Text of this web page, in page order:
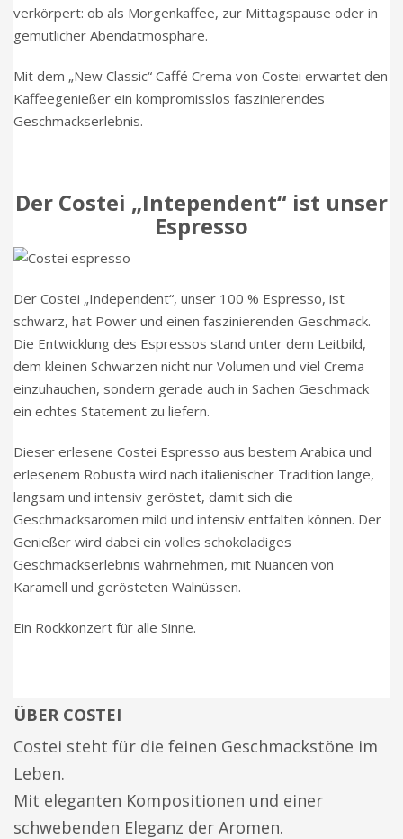
verkörpert: ob als Morgenkaffee, zur Mittagspause oder in
gemütlicher Abendatmosphäre.
Mit dem „New Classic“ Caffé Crema von Costei erwartet den
Kaffeegenießer ein kompromisslos faszinierendes
Geschmackserlebnis.
Der Costei „Intependent“ ist unser
Espresso
Der Costei „Independent“, unser 100 % Espresso, ist
schwarz, hat Power und einen faszinierenden Geschmack.
Die Entwicklung des Espressos stand unter dem Leitbild,
dem kleinen Schwarzen nicht nur Volumen und viel Crema
einzuhauchen, sondern gerade auch in Sachen Geschmack
ein echtes Statement zu liefern.
Dieser erlesene Costei Espresso aus bestem Arabica und
erlesenem Robusta wird nach italienischer Tradition lange,
langsam und intensiv geröstet, damit sich die
Geschmacksaromen mild und intensiv entfalten können. Der
Genießer wird dabei ein volles schokoladiges
Geschmackserlebnis wahrnehmen, mit Nuancen von
Karamell und gerösteten Walnüssen.
Ein Rockkonzert für alle Sinne.
ÜBER COSTEI
Costei steht für die feinen Geschmackstöne im
Leben.
Mit eleganten Kompositionen und einer
schwebenden Eleganz der Aromen.